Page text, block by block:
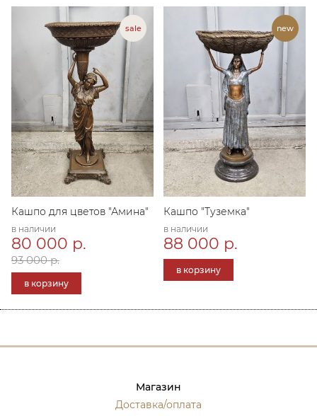
Кашпо для цветов "Амина"
в наличии
80 000 р.
93 000 р.
в корзину
Кашпо "Туземка"
в наличии
88 000 р.
в корзину
Магазин
Доставка/оплата